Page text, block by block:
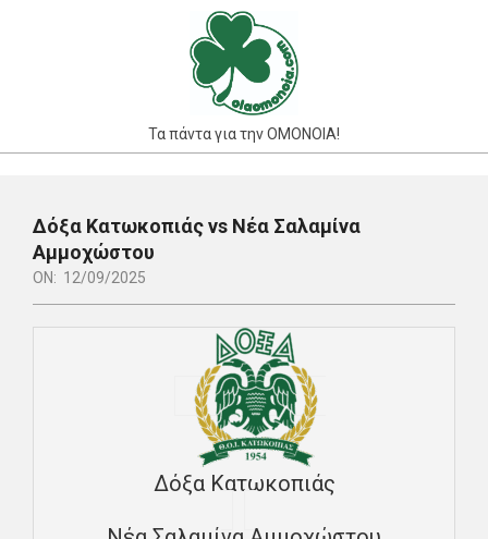
Τα πάντα για την ΟΜΟΝΟΙΑ!
Navigation
Menu
Δόξα Κατωκοπιάς vs Νέα Σαλαμίνα
Αμμοχώστου
ON: 12/09/2025
Δόξα Κατωκοπιάς